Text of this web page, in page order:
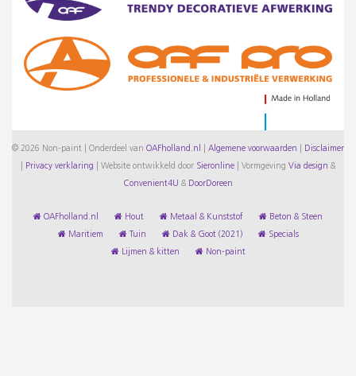
© 2026 Non-paint | Onderdeel van OAFholland.nl Algemene voorwaarden Disclaimer
Privacy verklaring Website ontwikkeld door Sieronline Vormgeving Via design &
Convenient4U & DoorDoreen
OAFholland.nl Hout Metaal & Kunststof Beton & Steen
Maritiem Tuin Dak & Goot (2021) Specials
Lijmen & kitten Non-paint